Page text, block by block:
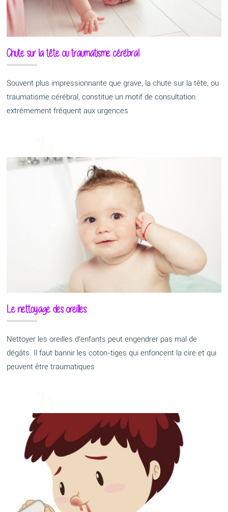
Chute sur la tête ou traumatisme cérébral
Souvent plus impressionnante que grave, la chute sur la tête, ou
traumatisme cérébral, constitue un motif de consultation
extrêmement fréquent aux urgences
Le nettoyage des oreilles
Nettoyer les oreilles d’enfants peut engendrer pas mal de
dégâts. Il faut bannir les coton-tiges qui enfoncent la cire et qui
peuvent être traumatiques